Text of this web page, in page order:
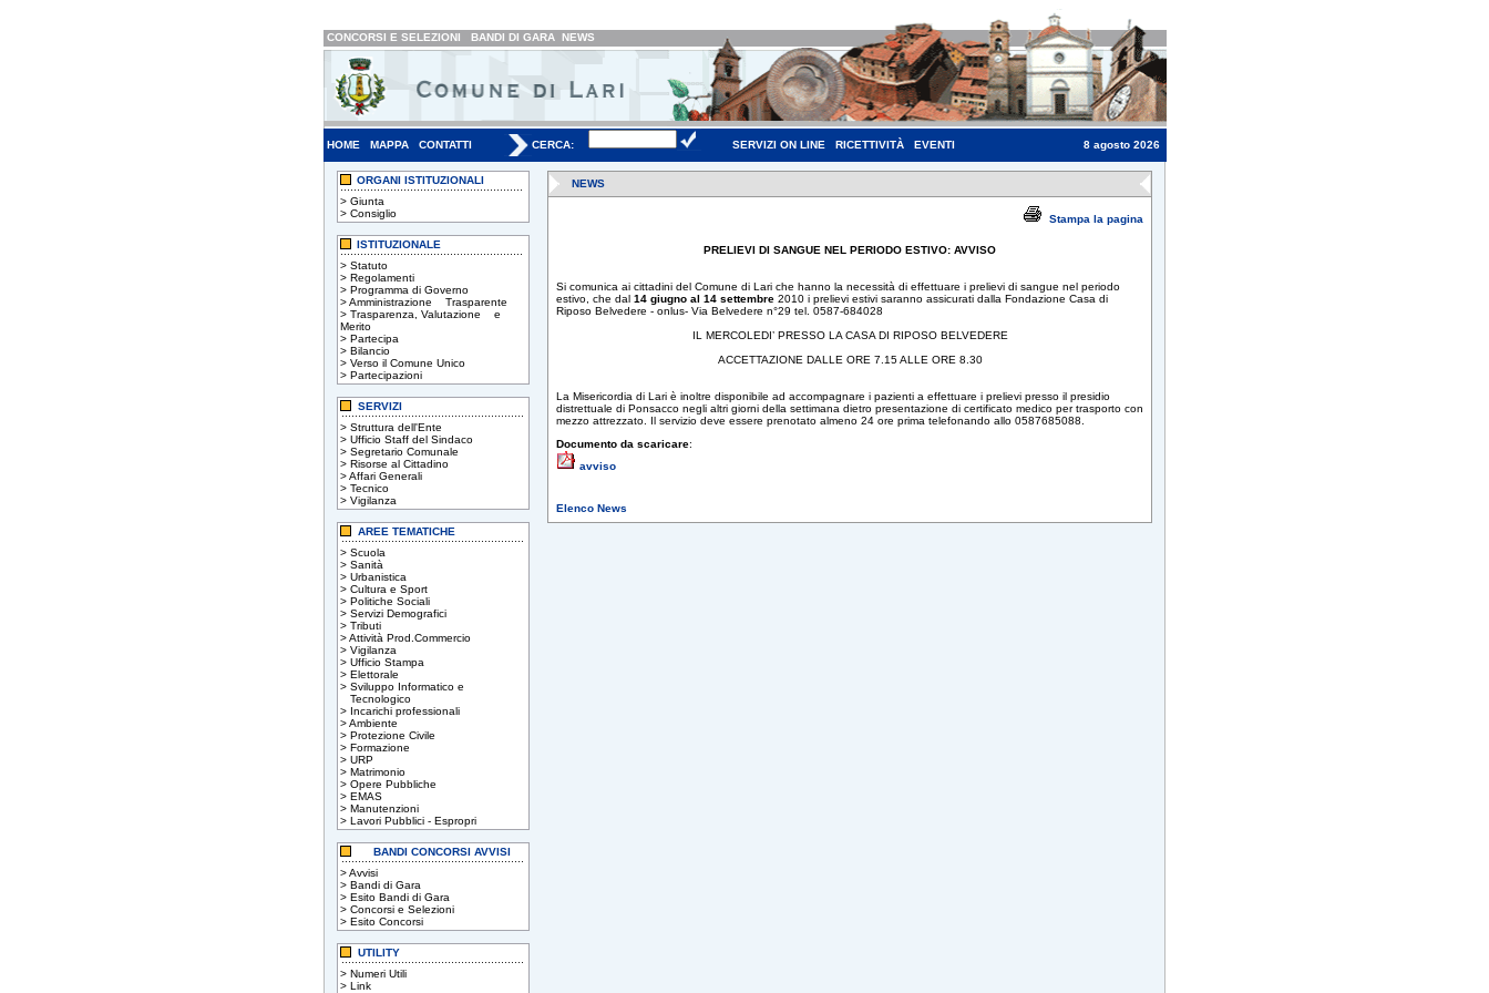
CONCORSI E SELEZIONI BANDI DI GARA NEWS
HOME MAPPA CONTATTI CERCA: SERVIZI ON LINE RICETTIVITÀ EVENTI 8 agosto 2026
ORGANI ISTITUZIONALI
> Giunta
> Consiglio
ISTITUZIONALE
> Statuto
> Regolamenti
> Programma di Governo
>Amministrazione Trasparente
> Trasparenza, Valutazione e
Merito
> Partecipa
> Bilancio
> Verso il Comune Unico
> Partecipazioni
SERVIZI
> Struttura dell'Ente
> Ufficio Staff del Sindaco
> Segretario Comunale
> Risorse al Cittadino
>Affari Generali
> Tecnico
> Vigilanza
AREE TEMATICHE
> Scuola
> Sanità
> Urbanistica
> Cultura e Sport
> Politiche Sociali
> Servizi Demografici
> Tributi
>Attività Prod.Commercio
> Vigilanza
> Ufficio Stampa
> Elettorale
> Sviluppo Informatico e
Tecnologico
> Incarichi professionali
>Ambiente
> Protezione Civile
> Formazione
> URP
> Matrimonio
> Opere Pubbliche
> EMAS
> Manutenzioni
> Lavori Pubblici - Espropri
BANDI CONCORSI AVVISI
>Avvisi
> Bandi di Gara
> Esito Bandi di Gara
> Concorsi e Selezioni
> Esito Concorsi
UTILITY
> Numeri Utili
> Link
NEWS
Stampa la pagina
PRELIEVI DI SANGUE NEL PERIODO ESTIVO: AVVISO
Si comunica ai cittadini del Comune di Lari che hanno la necessità di effettuare i prelievi di sangue nel periodo
estivo, che dal 14 giugno al 14 settembre 2010 i prelievi estivi saranno assicurati dalla Fondazione Casa di
Riposo Belvedere - onlus- Via Belvedere n°29 tel. 0587-684028
IL MERCOLEDI’ PRESSO LA CASA DI RIPOSO BELVEDERE
ACCETTAZIONE DALLE ORE 7.15 ALLE ORE 8.30
La Misericordia di Lari è inoltre disponibile ad accompagnare i pazienti a effettuare i prelievi presso il presidio
distrettuale di Ponsacco negli altri giorni della settimana dietro presentazione di certificato medico per trasporto con
mezzo attrezzato. Il servizio deve essere prenotato almeno 24 ore prima telefonando allo 0587685088.
Documento da scaricare:
avviso
Elenco News